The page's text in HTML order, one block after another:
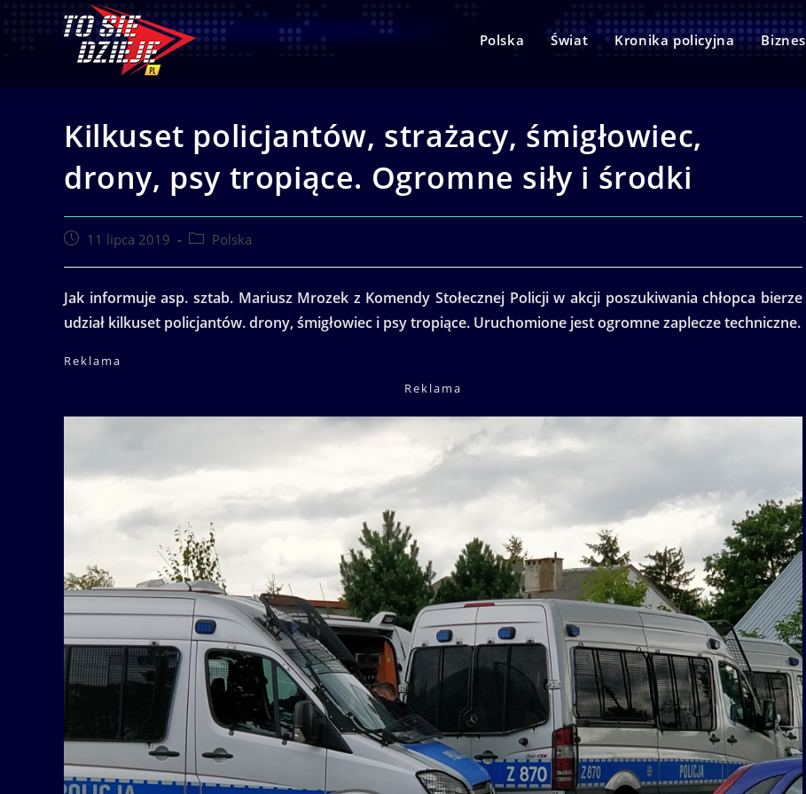
Polska Świat Kronika policyjna Biznes
Kilkuset policjantów, strażacy, śmigłowiec,
drony, psy tropiące. Ogromne siły i środki
Post 11 lipca 2019
Post Polska
Jak informuje asp. sztab. Mariusz Mrozek z Komendy Stołecznej Policji w akcji poszukiwania chłopca bierze
udział kilkuset policjantów. drony, śmigłowiec i psy tropiące. Uruchomione jest ogromne zaplecze techniczne.
Reklama
Reklama